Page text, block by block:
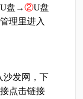
U盘→②U盘
理里进入
沙发网，下
点击链接